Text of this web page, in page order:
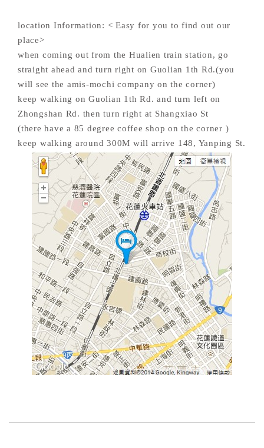
旅
伴
計
劃
商
品
宣
location Information: < Easy for you to find out our
place>
when coming out from the Hualien train station, go
straight ahead and turn right on Guolian 1th Rd.(you
will see the amis-mochi company on the corner)
keep walking on Guolian 1th Rd. and turn left on
Zhongshan Rd. then turn right at Shangxiao St
(there have a 85 degree coffee shop on the corner )
keep walking around 300M will arrive 148, Yanping St.